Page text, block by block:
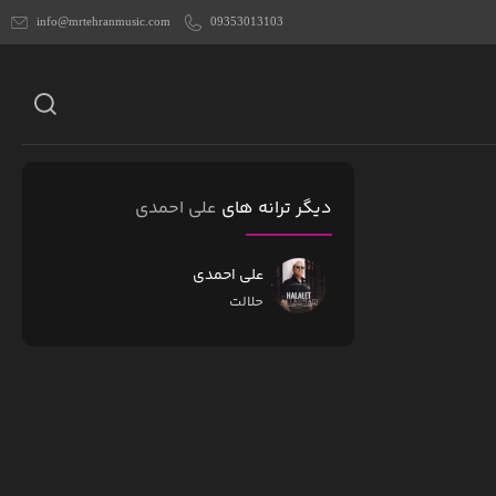
info@mrtehranmusic.com 09353013103
دیگر ترانه های علی احمدی
علی احمدی
حلالت